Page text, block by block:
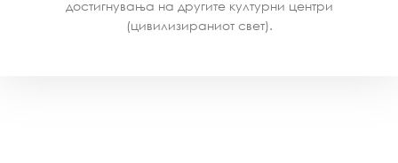
достигнувања на другите културни центри
(цивилизираниот свет).